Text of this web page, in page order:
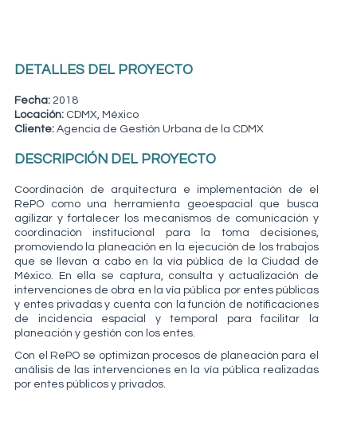
DETALLES DEL PROYECTO
Fecha: 2018
Locación: CDMX, México
Cliente: Agencia de Gestión Urbana de la CDMX
DESCRIPCIÓN DEL PROYECTO
Coordinación de arquitectura e implementación de el
RePO como una herramienta geoespacial que busca
agilizar y fortalecer los mecanismos de comunicación y
coordinación institucional para la toma decisiones,
promoviendo la planeación en la ejecución de los trabajos
que se llevan a cabo en la vía pública de la Ciudad de
México. En ella se captura, consulta y actualización de
intervenciones de obra en la vía pública por entes públicas
y entes privadas y cuenta con la función de notificaciones
de incidencia espacial y temporal para facilitar la
planeación y gestión con los entes.
Con el RePO se optimizan procesos de planeación para el
análisis de las intervenciones en la vía pública realizadas
por entes públicos y privados.